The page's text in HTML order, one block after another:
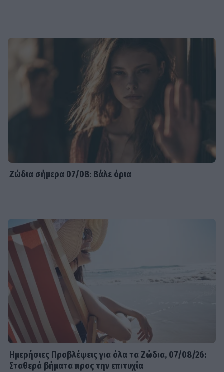
Ζώδια σήμερα 07/08: Βάλε όρια
Ημερήσιες Προβλέψεις για όλα τα Ζώδια, 07/08/26:
Σταθερά βήματα προς την επιτυχία